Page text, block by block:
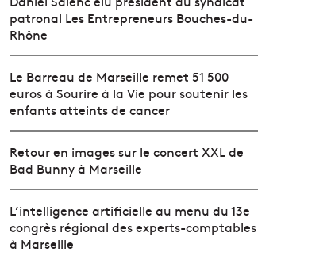
patronal Les Entrepreneurs Bouches-du-
Rhône
Le Barreau de Marseille remet 51 500
euros à Sourire à la Vie pour soutenir les
enfants atteints de cancer
Retour en images sur le concert XXL de
Bad Bunny à Marseille
L’intelligence artificielle au menu du 13e
congrès régional des experts-comptables
à Marseille